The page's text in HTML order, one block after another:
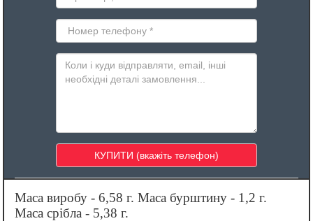
Маса виробу - 6,58 г. Маса бурштину - 1,2 г.
Маса срібла - 5,38 г.